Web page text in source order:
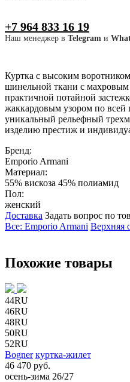
+7 964 833 16 19
Наш менеджер в Telegram и
Куртка с высоким
шинельной ткани с
практичной потайной
жаккардовым узором по
уникальный рельефный
изделию престиж и
Бренд:
Emporio Armani
Материал:
55% вискоза 45% полиамид
Пол:
женский
Доставка Задать вопрос по
Все: Emporio Armani Верхняя
Похожие товары
44RU
46RU
48RU
50RU
52RU
Bogner куртка-жилет
46 470 руб.
осень-зима 26/27